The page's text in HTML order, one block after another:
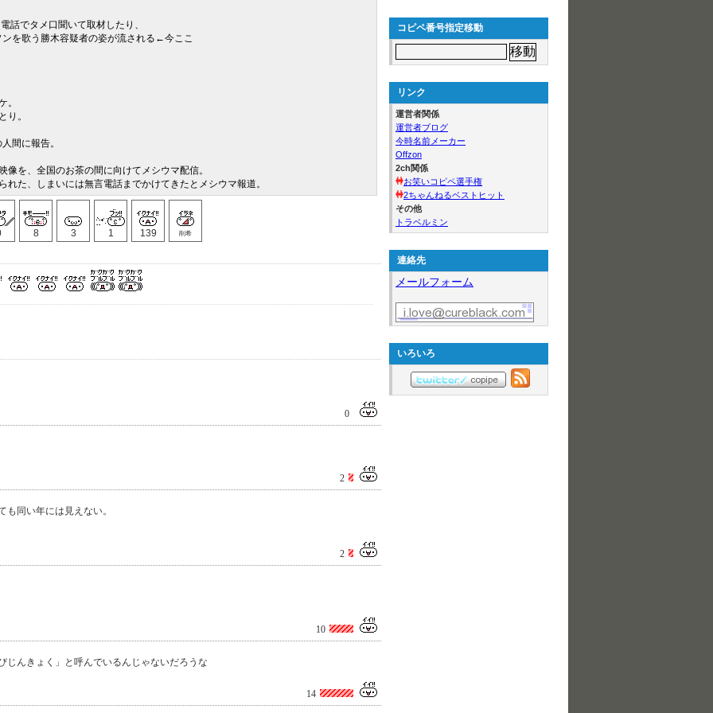
話でタメ口聞いて取材したり、
を歌う勝木容疑者の姿が流される←今ここ
。
り。
間に報告。
を、全国のお茶の間に向けてメシウマ配信。
た、しまいには無言電話までかけてきたとメシウマ報道。
8 3 1 139 削希
0
2
も同い年には見えない。
2
10
じんきょく」と呼んでいるんじゃないだろうな
14
コピペ番号指定移動
リンク
運営者関係
運営者ブログ
今時名前メーカー
Offzon
2ch関係
お笑いコピペ選手権
2ちゃんねるベストヒット
その他
トラベルミン
連絡先
メールフォーム
いろいろ